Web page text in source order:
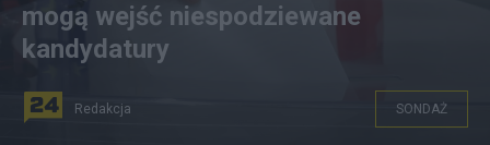
mogą wejść niespodziewane
kandydatury
Redakcja SONDAŻ